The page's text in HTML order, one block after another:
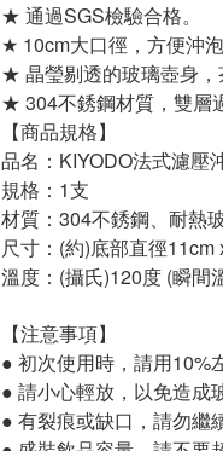
★ 通過SGS檢驗合格。
★ 10cm大口徑，方便沖
★ 晶瑩剔透的玻璃壺身，
★ 304不銹鋼材質，雙層
【商品規格】
品名：KIYODO法式濾壓
規格：1支
材質：304不銹鋼、耐熱
尺寸：(約)底部直徑
溫度：(攝氏)120度 (瞬間
【注意事項】
● 初次使用時，請用10%
● 請小心輕放，以免造成
● 有裂痕或缺口，請勿繼